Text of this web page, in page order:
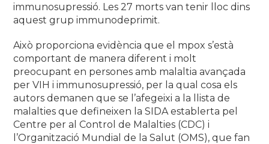
immunosupressió. Les 27 morts van tenir lloc dins
aquest grup immunodeprimit.
Això proporciona evidència que el mpox s’està
comportant de manera diferent i molt
preocupant en persones amb malaltia avançada
per VIH i immunosupressió, per la qual cosa els
autors demanen que se l’afegeixi a la llista de
malalties que defineixen la SIDA establerta pel
Centre per al Control de Malalties (CDC) i
l’Organització Mundial de la Salut (OMS), que fan